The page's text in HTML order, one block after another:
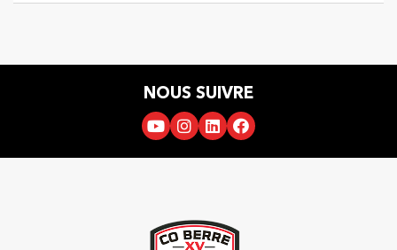
NOUS SUIVRE